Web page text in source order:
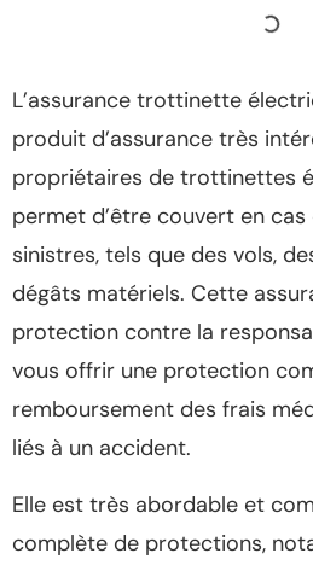
L’assurance trottinette
produit d’assurance très
propriétaires de trottinettes
permet d’être couvert en cas
sinistres, tels que des vols,
dégâts matériels. Cette
protection contre la
vous offrir une protection
remboursement des frais
liés à un accident.
Elle est très abordable et
complète de protections,